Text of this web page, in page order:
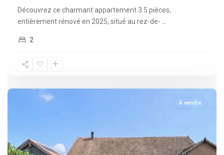
Découvrez ce charmant appartement 3.5 pièces,
entièrement rénové en 2025, situé au rez-de-
2
Fribourg
À vendre